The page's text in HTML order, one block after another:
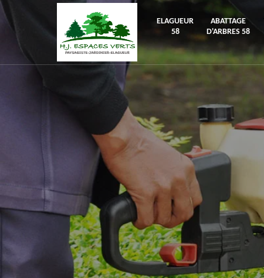
ELAGUEUR
58
ABATTAGE
D'ARBRES 58